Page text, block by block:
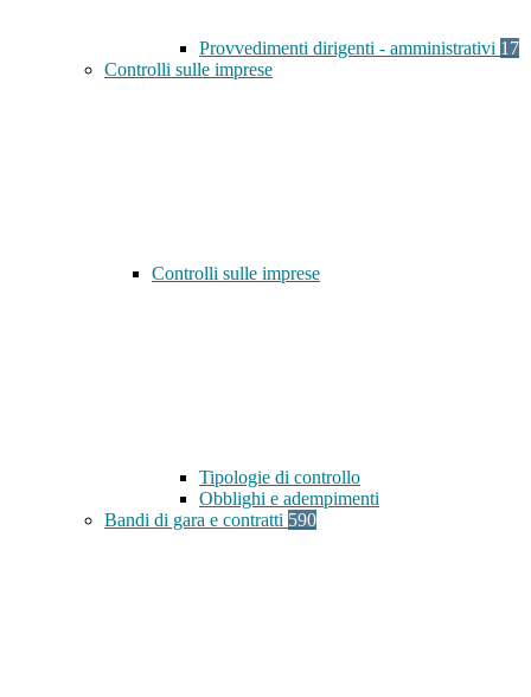
Provvedimenti dirigenti - amministrativi 17
Controlli sulle imprese
Controlli sulle imprese
Tipologie di controllo
Obblighi e adempimenti
Bandi di gara e contratti 590